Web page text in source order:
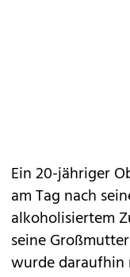
Ein 20-jähriger
am Tag nach
alkoholisiertem
seine
wurde daraufhin